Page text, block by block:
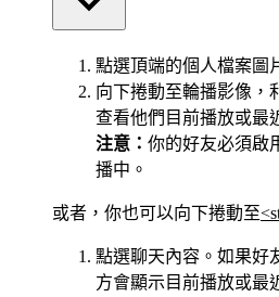
點選頂端的個人檔案圖
向下捲動至輪播影像，
查看他們目前播放或最
注意： 你的好友必須啟
播中。
或者，你也可以向下捲動至
點選聊天內容。如果好
方會顯示目前播放或最